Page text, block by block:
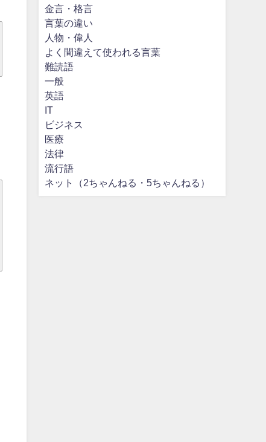
金言・格言
言葉の違い
人物・偉人
よく間違えて使われる言葉
難読語
一般
英語
IT
ビジネス
医療
法律
流行語
ネット（2ちゃんねる・5ちゃんねる）